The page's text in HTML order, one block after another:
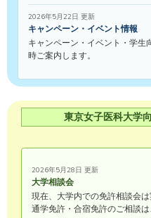
2026年5月22日 更新
キャンペーン・イベント情報
キャンペーン・イベント・学生
時ご案内します。
東京女子医科大学
2026年5月28日 更新
大学相談会
現在、大学内での免許相談会は
通学免許・合宿免許のご相談